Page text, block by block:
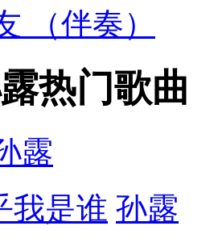
（伴奏）
热门歌曲
露
我是谁 孙露